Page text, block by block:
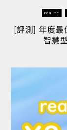
realme
[評測] 年度
智慧